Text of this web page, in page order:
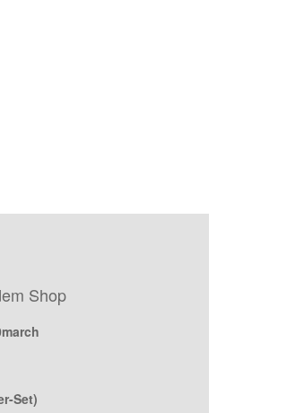
Shop
Set)